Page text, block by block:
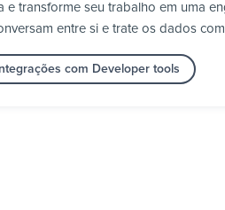
e transforme seu trabalho em uma
entre si e trate os dados
com Developer tools